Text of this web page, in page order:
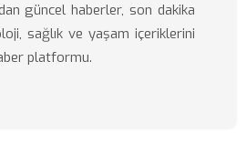
güncel haberler, son dakika
sağlık ve yaşam içeriklerini
platformu.